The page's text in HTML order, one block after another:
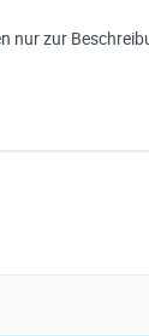
nur zur